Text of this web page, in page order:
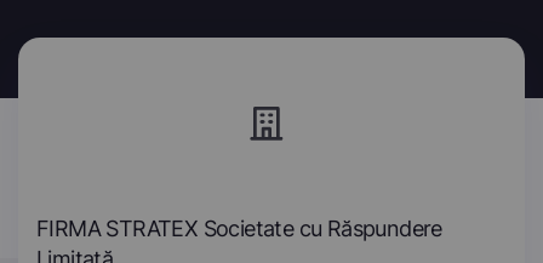
FIRMA STRATEX Societate cu Răspundere